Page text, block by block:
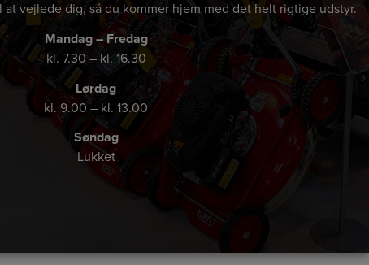
vejlede dig, så du kommer hjem med det helt rigtige udstyr.
Mandag – Fredag
kl. 7.30 – kl. 16.30
Lørdag
kl. 9.00 – kl. 13.00
Søndag
Lukket